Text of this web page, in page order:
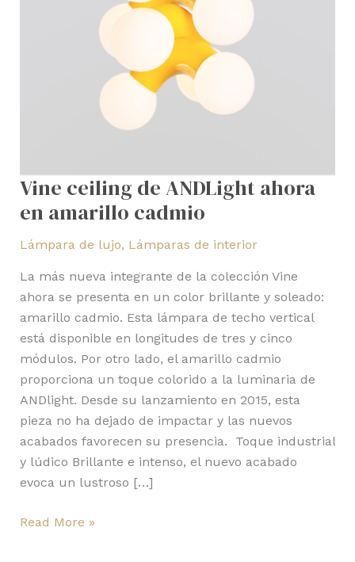
Vine ceiling de ANDLight ahora
en amarillo cadmio
Lámpara de lujo, Lámparas de interior
La más nueva integrante de la colección Vine
ahora se presenta en un color brillante y soleado:
amarillo cadmio. Esta lámpara de techo vertical
está disponible en longitudes de tres y cinco
módulos. Por otro lado, el amarillo cadmio
proporciona un toque colorido a la luminaria de
ANDlight. Desde su lanzamiento en 2015, esta
pieza no ha dejado de impactar y las nuevos
acabados favorecen su presencia. Toque industrial
y lúdico Brillante e intenso, el nuevo acabado
evoca un lustroso […]
Read More »